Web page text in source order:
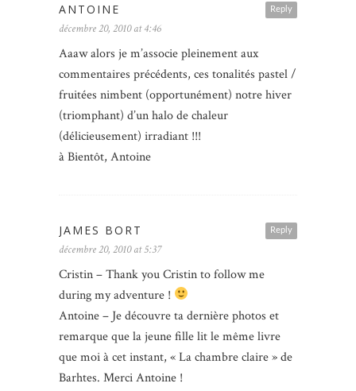
Reply
ANTOINE
décembre 20, 2010 at 4:46
Aaaw alors je m’associe pleinement aux
commentaires précédents, ces tonalités pastel /
fruitées nimbent (opportunément) notre hiver
(triomphant) d’un halo de chaleur
(délicieusement) irradiant !!!
à Bientôt, Antoine
Reply
JAMES BORT
décembre 20, 2010 at 5:37
Cristin – Thank you Cristin to follow me
during my adventure !
Antoine – Je découvre ta dernière photos et
remarque que la jeune fille lit le même livre
que moi à cet instant, « La chambre claire » de
Barhtes. Merci Antoine !